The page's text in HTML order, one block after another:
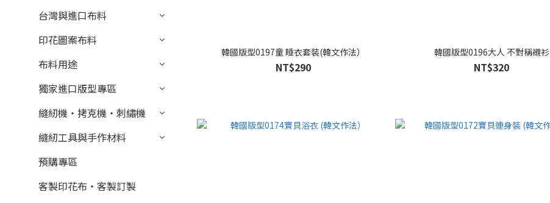
台灣與進口布料
印花圖案布料
布料用途
獨家進口版型專區
縫紉機・拷克機・刺繡機
縫紉工具與手作材料
預購專區
客製印花布・客製訂製
韓國版型0197童 睡衣套裝(韓文作法）
NT$290
韓國版型0196大人 不對稱襯衫
NT$320